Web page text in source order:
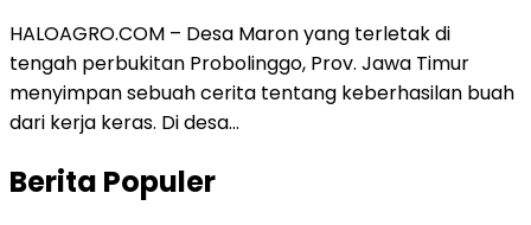
HALOAGRO.COM – Desa Maron yang terletak di
tengah perbukitan Probolinggo, Prov. Jawa Timur
menyimpan sebuah cerita tentang keberhasilan buah
dari kerja keras. Di desa…
Berita Populer